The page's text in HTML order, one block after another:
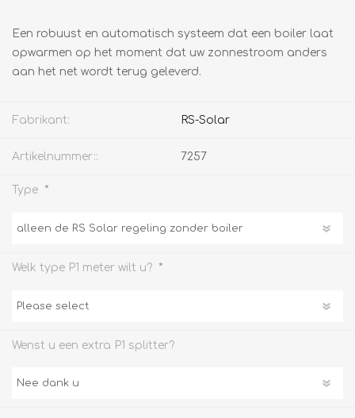
Een robuust en automatisch systeem dat een boiler laat
opwarmen op het moment dat uw zonnestroom anders
aan het net wordt terug geleverd.
Fabrikant: RS-Solar
Artikelnummer:: 7257
Type *
Welk type P1 meter wilt u? *
Wenst u een extra P1 splitter?